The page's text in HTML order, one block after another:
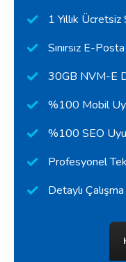
1 Yıllık
Sınırsız E-
30GB NVM-E
%100 Mobil
%100 SEO
Profesyonel
Detaylı